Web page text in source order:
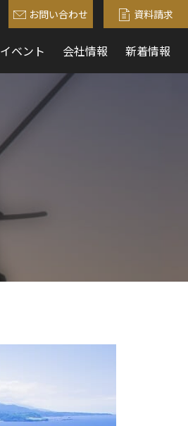
お問い合わせ 資料請求
イベント 会社情報 新着情報